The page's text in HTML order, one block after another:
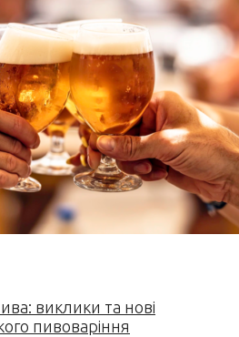
виклики та нові
пивоваріння